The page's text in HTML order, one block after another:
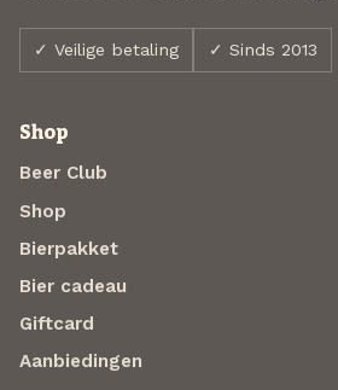
✓ Veilige betaling ✓ Sinds 2013
Shop
Beer Club
Shop
Bierpakket
Bier cadeau
Giftcard
Aanbiedingen